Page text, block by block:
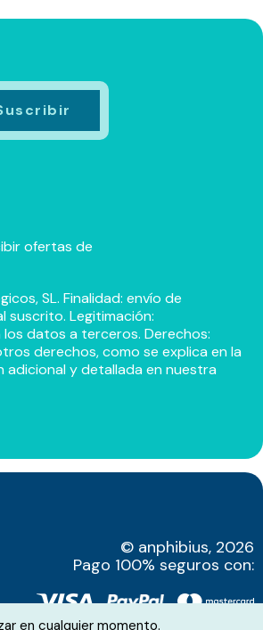
ofertas de
SL. Finalidad: envío de
Legitimación:
datos a terceros. Derechos:
derechos, como se explica en la
adicional y detallada en nuestra
© anphibius, 2026
Pago 100% seguros con:
en cualquier momento.